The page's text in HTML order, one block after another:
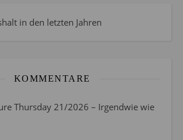
in den letzten Jahren
KOMMENTARE
Thursday 21/2026 – Irgendwie wie